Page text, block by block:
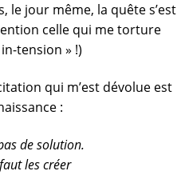
le jour même, la quête s’est
celle qui me torture
tension » !)
qui m’est dévolue est
:
de solution.
les créer